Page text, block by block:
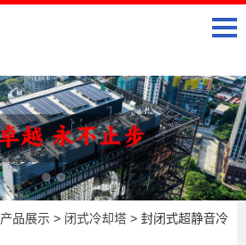
产品展示 > 闭式冷却塔 > 封闭式超静音冷